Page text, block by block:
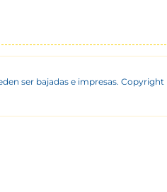
ser bajadas e impresas. Copyright